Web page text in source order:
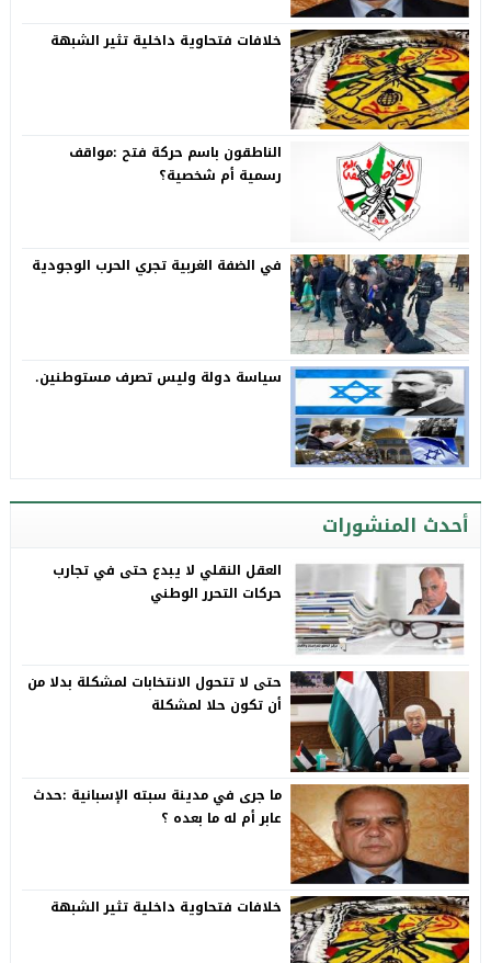
خلافات فتحاوية داخلية تثير الشبهة
الناطقون باسم حركة فتح :مواقف
رسمية أم شخصية؟
في الضفة الغربية تجري الحرب الوجودية
سياسة دولة وليس تصرف مستوطنين.
أحدث المنشورات
العقل النقلي لا يبدع حتى في تجارب
حركات التحرر الوطني
حتى لا تتحول الانتخابات لمشكلة بدلا من
أن تكون حلا لمشكلة
ما جرى في مدينة سبته الإسبانية :حدث
عابر أم له ما بعده ؟
خلافات فتحاوية داخلية تثير الشبهة